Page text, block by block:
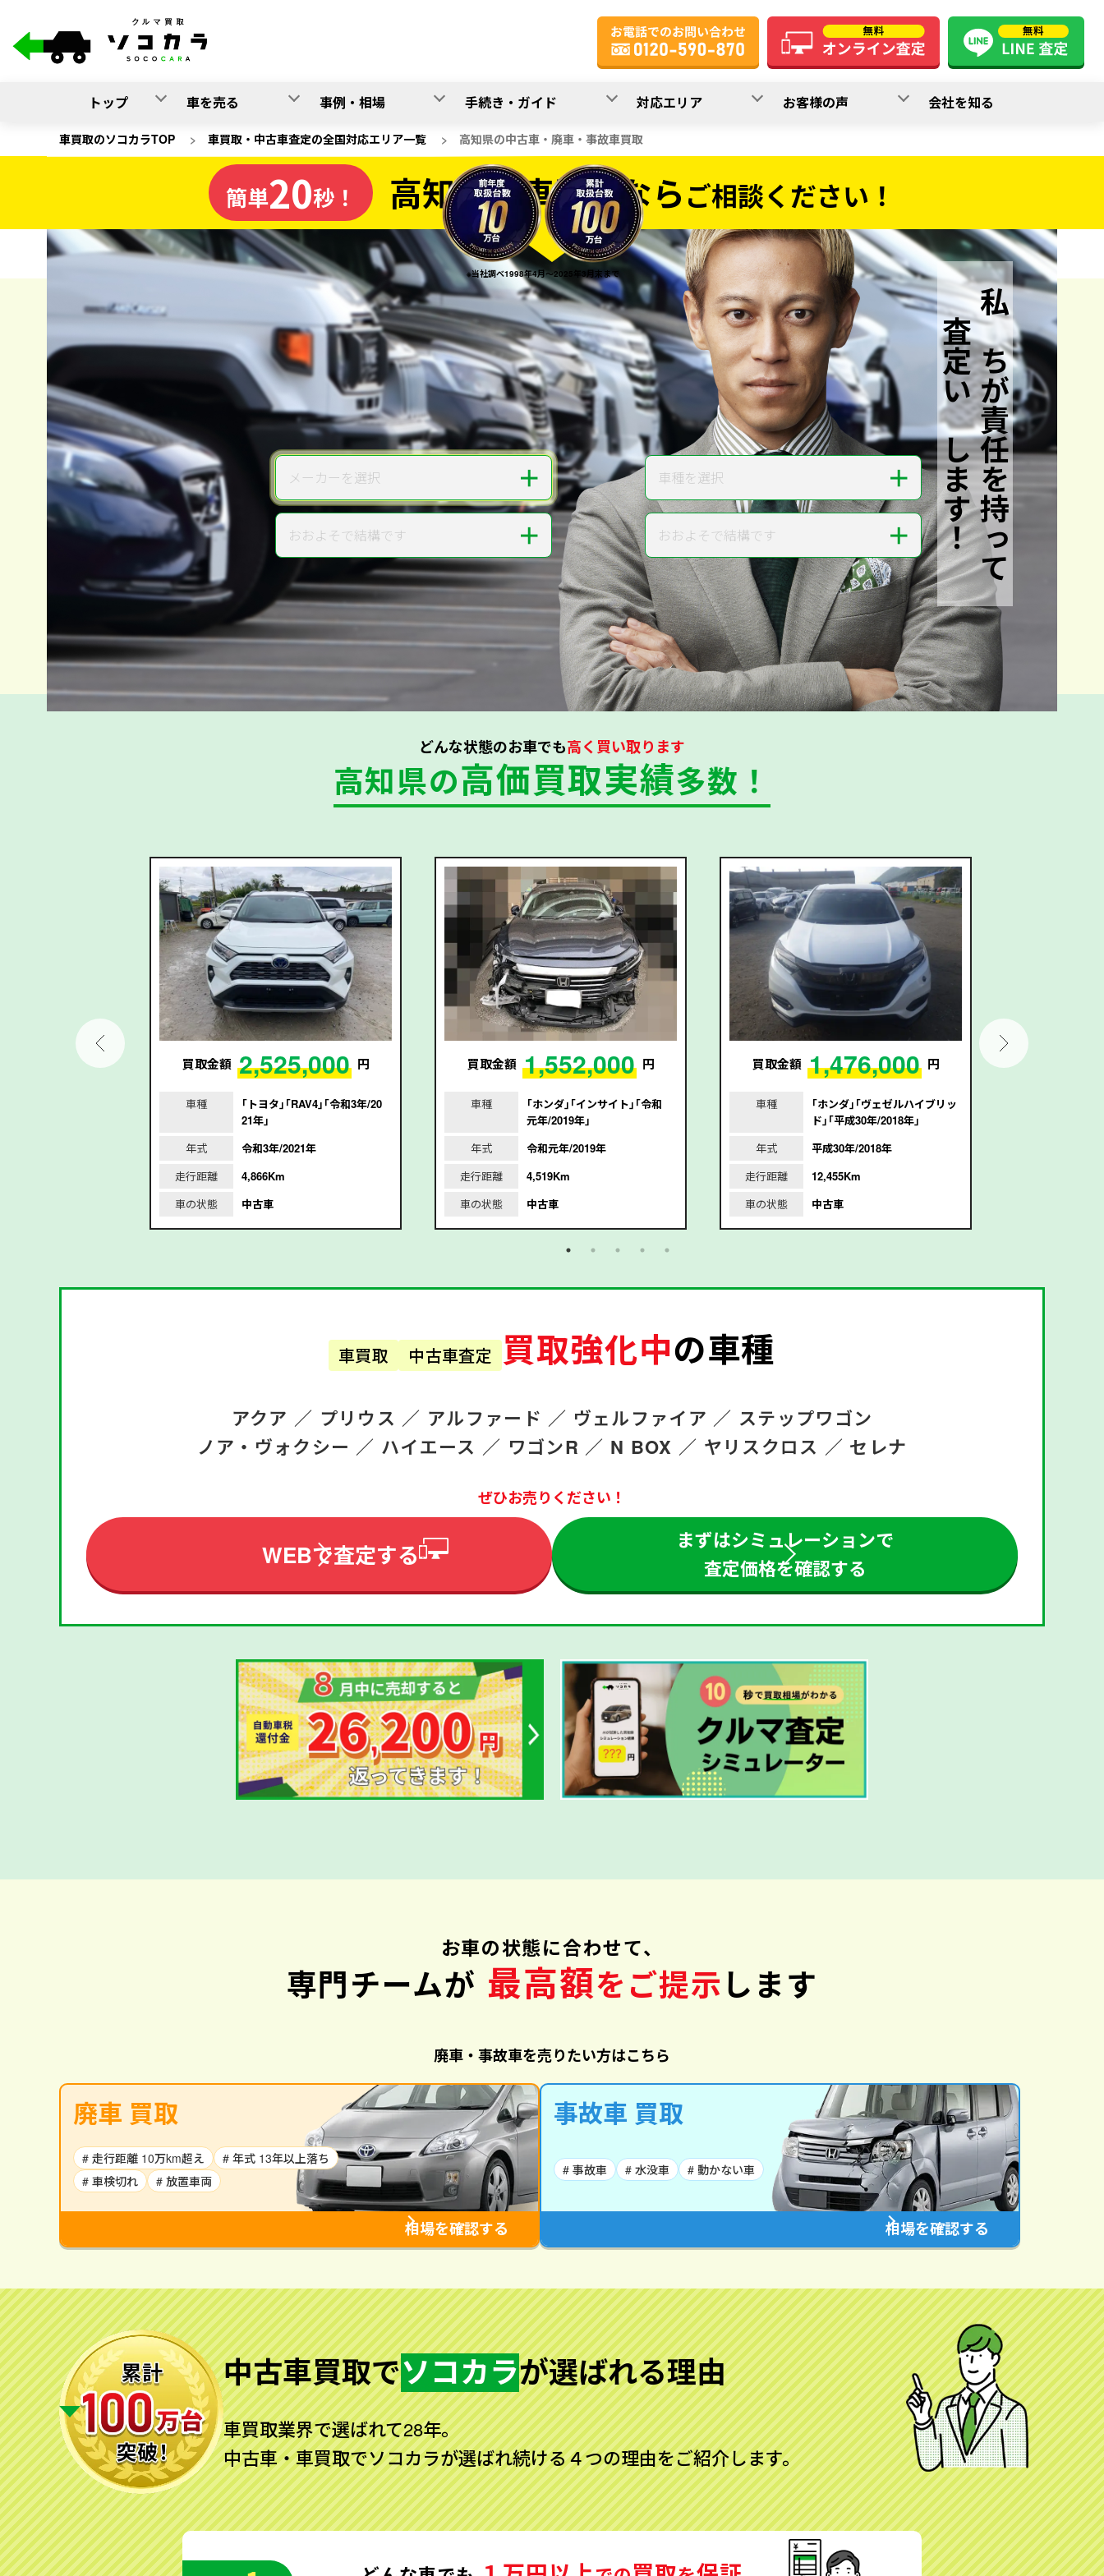
トップ 車を売る 事例・相場 手続き・ガイド 対応エリア お客様の声 会社を知る
車買取のソコカラTOP > 車買取・中古車査定の全国対応エリア一覧 > 高知県の中古車・廃車・事故車買取
高知県の車買取なら
ソコカラの
電話か出張か、高い方の査定を提案。
だから高価買取!
※当社調べ1998年4月～2025年3月末まで
私たちが責任を持って
査定いたします！
簡単20秒！ 高知県の車買取ならご相談ください！
20秒で入力完了！
無料でカンタンWeb査定
ご依頼いただいたお車を丁寧に査定いたします
メーカー メーカーを選択 ＋ 車種 車種を選択 ＋
年式 おおよそで結構です ＋ 走行距離 おおよそで結構です ＋
無料で査定する
どんな状態のお車でも高く買い取ります
高知県の高価買取実績多数！
円 買取金額 2,525,000 円
車種
｢トヨタ｣｢RAV4｣｢令和3年/20
21年｣
年式
令和3年/2021年
走行距離
4,866Km
車の状態
中古車
買取金額 1,552,000 円
車種
｢ホンダ｣｢インサイト｣｢令和
元年/2019年｣
年式
令和元年/2019年
走行距離
4,519Km
車の状態
中古車
買取金額 1,476,000 円
車種
｢ホンダ｣｢ヴェゼルハイブリッ
ド｣｢平成30年/2018年｣
年式
平成30年/2018年
走行距離
12,455Km
車の状態
中古車
車買取 中古車査定 買取強化中の車種
アクア ／ プリウス ／ アルファード ／ ヴェルファイア ／ ステップワゴン
ノア・ヴォクシー ／ ハイエース ／ ワゴンR ／ N BOX ／ ヤリスクロス ／ セレナ
ぜひお売りください！
WEBで査定する
まずはシミュレーションで
査定価格を確認する
お車の状態に合わせて、
専門チームが 最高額をご提示します
廃車・事故車を売りたい方はこちら
廃車 買取
# 走行距離 10万km超え
# 年式 13年以上落ち
# 車検切れ
# 放置車両
相場を確認する
事故車 買取
# 事故車 # 水没車 # 動かない車
相場を確認する
中古車買取でソコカラが選ばれる理由
車買取業界で選ばれて28年。
中古車・車買取でソコカラが選ばれ続ける４つの理由をご紹介します。